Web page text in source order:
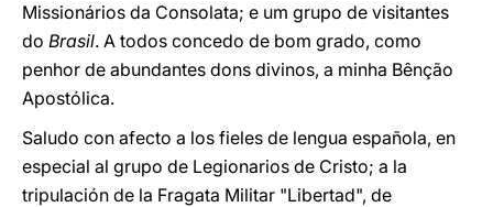
Missionários da Consolata; e um grupo de visitantes
do Brasil. A todos concedo de bom grado, como
penhor de abundantes dons divinos, a minha Bênção
Apostólica.
Saludo con afecto a los fieles de lengua española, en
especial al grupo de Legionarios de Cristo; a la
tripulación de la Fragata Militar "Libertad", de